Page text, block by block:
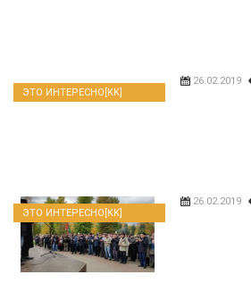
ЭТО ИНТЕРЕСНО[KK]
26.02.2019
ЭТО ИНТЕРЕСНО[KK]
26.02.2019